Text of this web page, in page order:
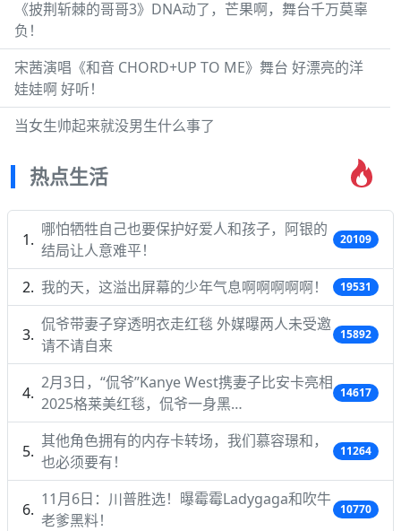
《披荆斩棘的哥哥3》DNA动了，芒果啊，舞台千万莫辜
负！
宋茜演唱《和音 CHORD+UP TO ME》舞台 好漂亮的洋
娃娃啊 好听！
当女生帅起来就没男生什么事了
热点生活
哪怕牺牲自己也要保护好爱人和孩子，阿银的
结局让人意难平！
20109
我的天，这溢出屏幕的少年气息啊啊啊啊啊！ 19531
侃爷带妻子穿透明衣走红毯 外媒曝两人未受邀
请不请自来
15892
2月3日，“侃爷”Kanye West携妻子比安卡亮相
2025格莱美红毯，侃爷一身黑…
14617
其他角色拥有的内存卡转场，我们慕容璟和，
也必须要有！
11264
11月6日：川普胜选！曝霉霉Ladygaga和吹牛
老爹黑料！
10770